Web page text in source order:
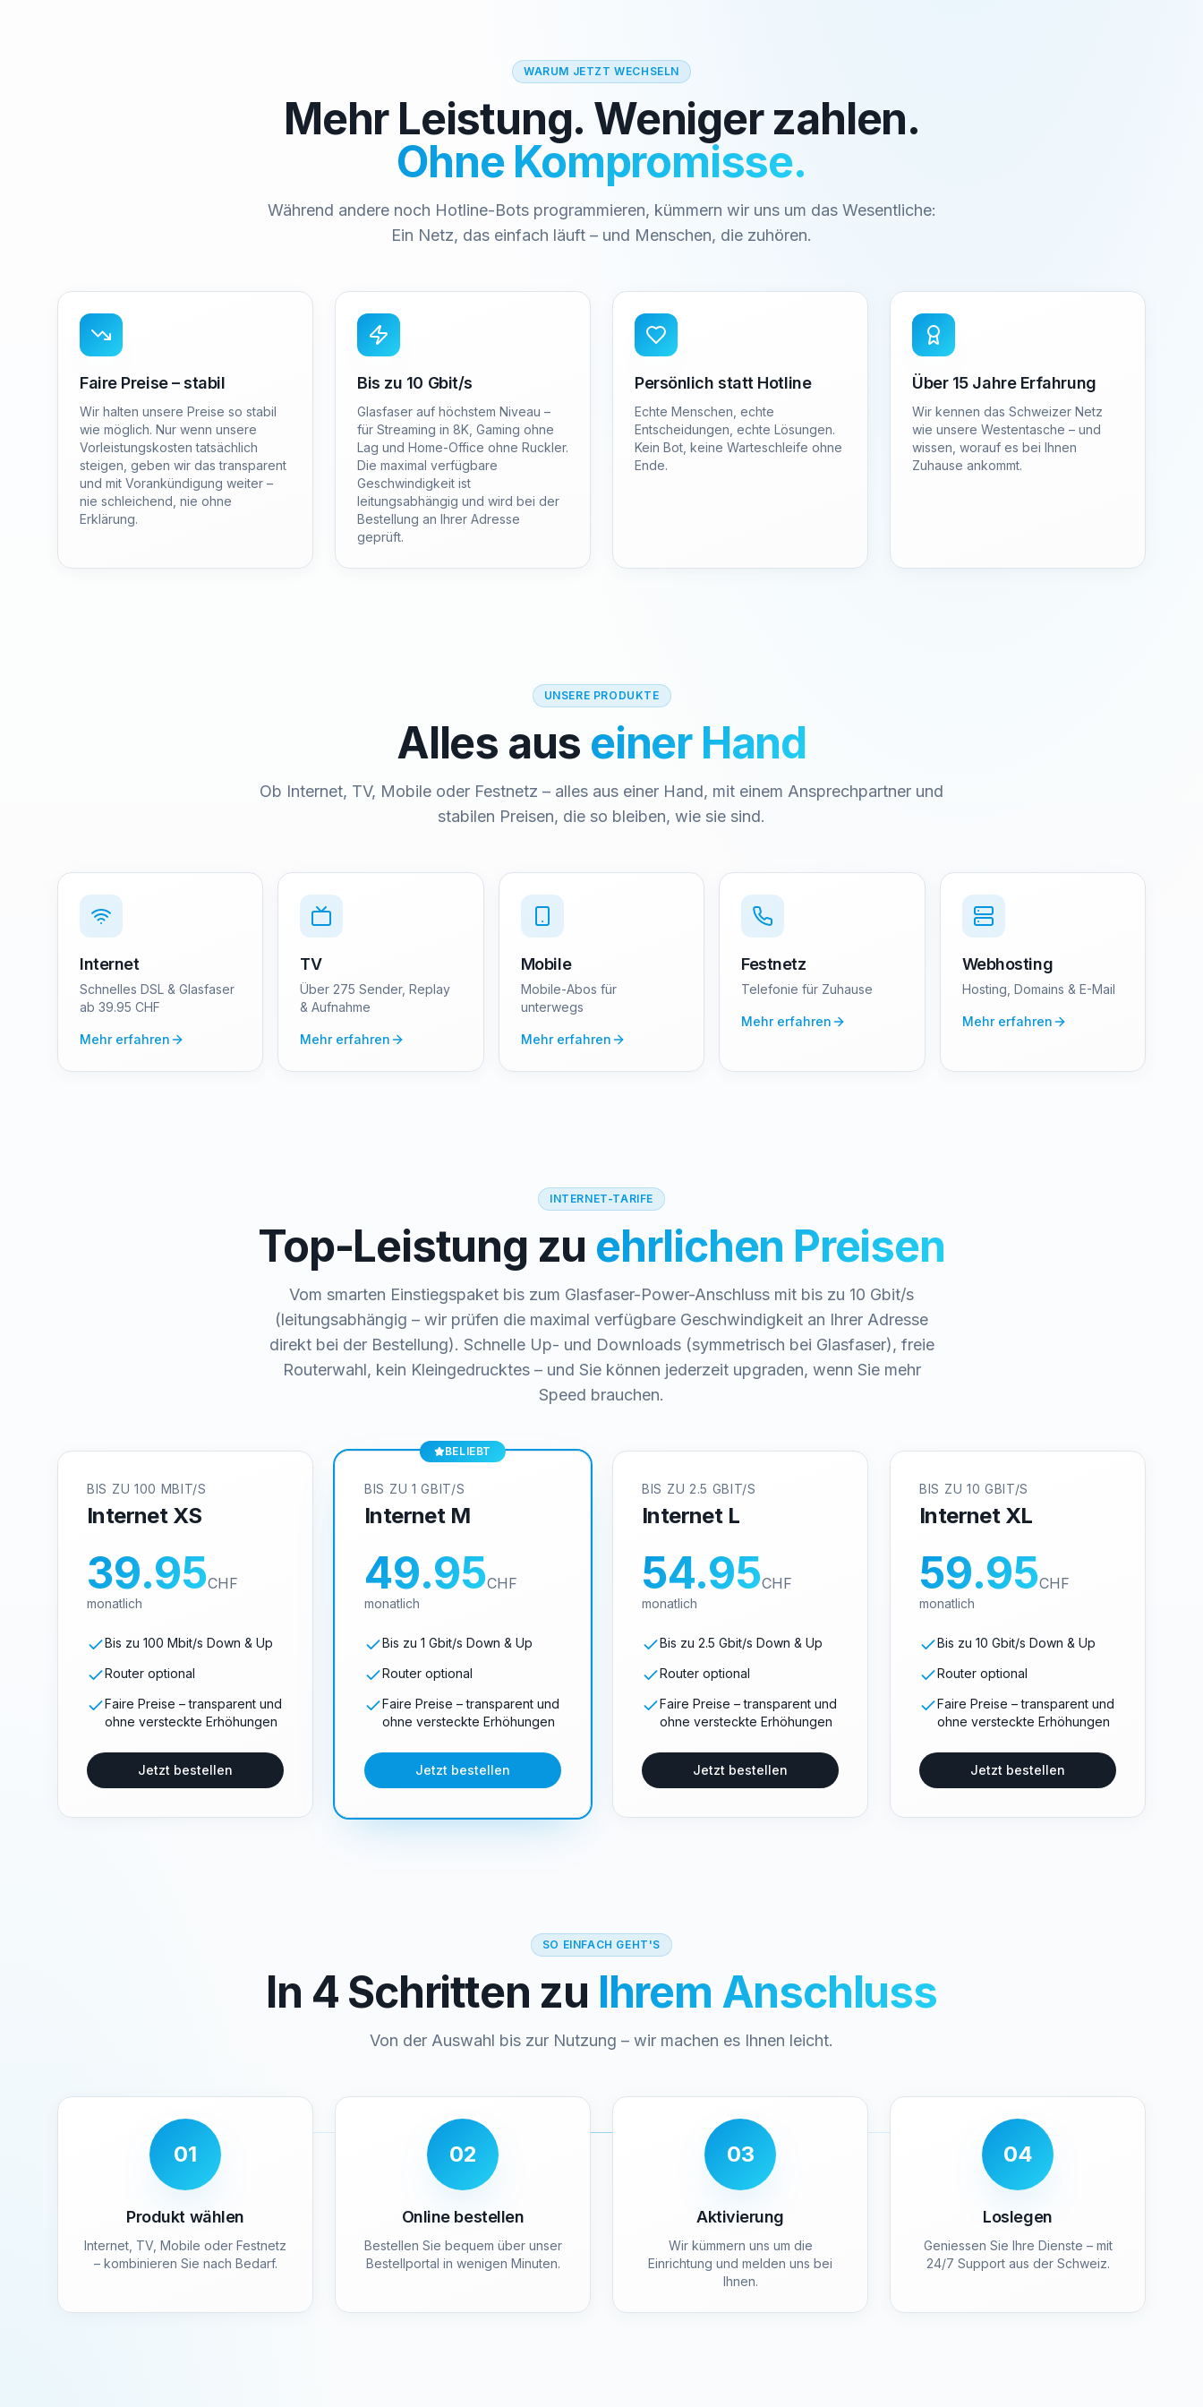
WARUM JETZT WECHSELN
Mehr Leistung. Weniger zahlen.
Ohne Kompromisse.
Während andere noch Hotline-Bots programmieren, kümmern wir uns um das Wesentliche:
Ein Netz, das einfach läuft – und Menschen, die zuhören.
Faire Preise – stabil
Wir halten unsere Preise so stabil
wie möglich. Nur wenn unsere
Vorleistungskosten tatsächlich
steigen, geben wir das transparent
und mit Vorankündigung weiter –
nie schleichend, nie ohne
Erklärung.
Bis zu 10 Gbit/s
Glasfaser auf höchstem Niveau –
für Streaming in 8K, Gaming ohne
Lag und Home-Office ohne Ruckler.
Die maximal verfügbare
Geschwindigkeit ist
leitungsabhängig und wird bei der
Bestellung an Ihrer Adresse
geprüft.
Persönlich statt Hotline
Echte Menschen, echte
Entscheidungen, echte Lösungen.
Kein Bot, keine Warteschleife ohne
Ende.
Über 15 Jahre Erfahrung
Wir kennen das Schweizer Netz
wie unsere Westentasche – und
wissen, worauf es bei Ihnen
Zuhause ankommt.
UNSERE PRODUKTE
Alles aus einer Hand
Ob Internet, TV, Mobile oder Festnetz – alles aus einer Hand, mit einem Ansprechpartner und
stabilen Preisen, die so bleiben, wie sie sind.
Internet
Schnelles DSL & Glasfaser
ab 39.95 CHF
Mehr erfahren
TV
Über 275 Sender, Replay
& Aufnahme
Mehr erfahren
Mobile
Mobile-Abos für
unterwegs
Mehr erfahren
Festnetz
Telefonie für Zuhause
Mehr erfahren
Webhosting
Hosting, Domains & E-Mail
Mehr erfahren
INTERNET-TARIFE
Top-Leistung zu ehrlichen Preisen
Vom smarten Einstiegspaket bis zum Glasfaser-Power-Anschluss mit bis zu 10 Gbit/s
(leitungsabhängig – wir prüfen die maximal verfügbare Geschwindigkeit an Ihrer Adresse
direkt bei der Bestellung). Schnelle Up- und Downloads (symmetrisch bei Glasfaser), freie
Routerwahl, kein Kleingedrucktes – und Sie können jederzeit upgraden, wenn Sie mehr
Speed brauchen.
BIS ZU 100 MBIT/S
Internet XS
39.95CHF
monatlich
Bis zu 100 Mbit/s Down & Up
Router optional
Faire Preise – transparent und
ohne versteckte Erhöhungen
Jetzt bestellen
BELIEBT
BIS ZU 1 GBIT/S
Internet M
49.95CHF
monatlich
Bis zu 1 Gbit/s Down & Up
Router optional
Faire Preise – transparent und
ohne versteckte Erhöhungen
Jetzt bestellen
BIS ZU 2.5 GBIT/S
Internet L
54.95CHF
monatlich
Bis zu 2.5 Gbit/s Down & Up
Router optional
Faire Preise – transparent und
ohne versteckte Erhöhungen
Jetzt bestellen
BIS ZU 10 GBIT/S
Internet XL
59.95CHF
monatlich
Bis zu 10 Gbit/s Down & Up
Router optional
Faire Preise – transparent und
ohne versteckte Erhöhungen
Jetzt bestellen
SO EINFACH GEHT'S
In 4 Schritten zu Ihrem Anschluss
Von der Auswahl bis zur Nutzung – wir machen es Ihnen leicht.
01
Produkt wählen
Internet, TV, Mobile oder Festnetz
– kombinieren Sie nach Bedarf.
02
Online bestellen
Bestellen Sie bequem über unser
Bestellportal in wenigen Minuten.
03
Aktivierung
Wir kümmern uns um die
Einrichtung und melden uns bei
Ihnen.
04
Loslegen
Geniessen Sie Ihre Dienste – mit
24/7 Support aus der Schweiz.